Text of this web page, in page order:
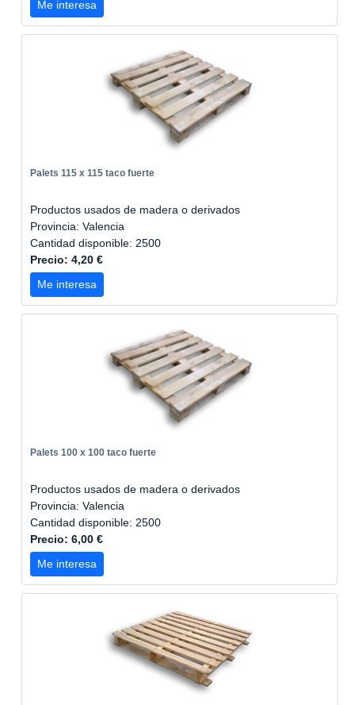
Me interesa
Palets 115 x 115 taco fuerte
Productos usados de madera o derivados
Provincia: Valencia
Cantidad disponible: 2500
Precio: 4,20 €
Me interesa
Palets 100 x 100 taco fuerte
Productos usados de madera o derivados
Provincia: Valencia
Cantidad disponible: 2500
Precio: 6,00 €
Me interesa